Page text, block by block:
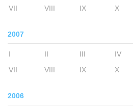
VII
VIII IX X
2007
I II III IV
VII
VIII IX X
2006